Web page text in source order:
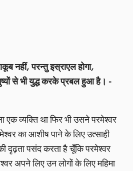
नहीं, परन्तु इस्राएल होगा,
से भी युद्ध करके प्रबल हुआ है। -
एक व्यक्ति था फिर भी उसने परमेश्वर
का आशीष पाने के लिए उत्साही
दृढ़ता पसंद करता है चूँकि परमेश्वर
अपने लिए उन लोगों के लिए महिमा